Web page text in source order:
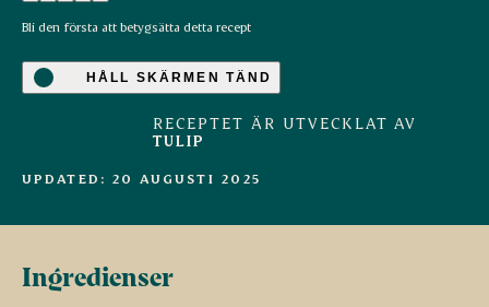
Bli den första att betygsätta detta recept
HÅLL SKÄRMEN TÄND
RECEPTET ÄR UTVECKLAT AV
TULIP
UPDATED: 20 AUGUSTI 2025
Ingredienser